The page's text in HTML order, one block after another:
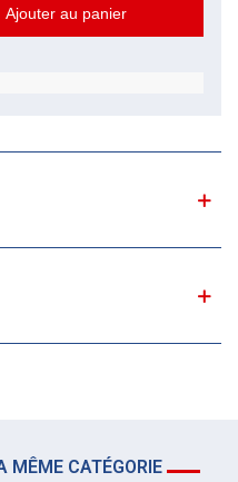
Ajouter au panier
MÊME CATÉGORIE